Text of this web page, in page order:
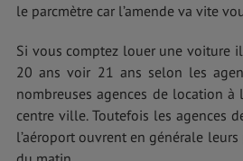
le parcmètre car l’amende va vite
Si vous comptez louer une voiture
20 ans voir 21 ans selon les
nombreuses agences de location à
centre ville. Toutefois les agences
l’aéroport ouvrent en générale